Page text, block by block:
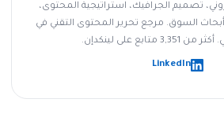
تصميم الجرافيك، استراتيجية المحتوى،
السوق. مرجع تحرير المحتوى التقني في
متابع على لينكدإن.
LinkedIn